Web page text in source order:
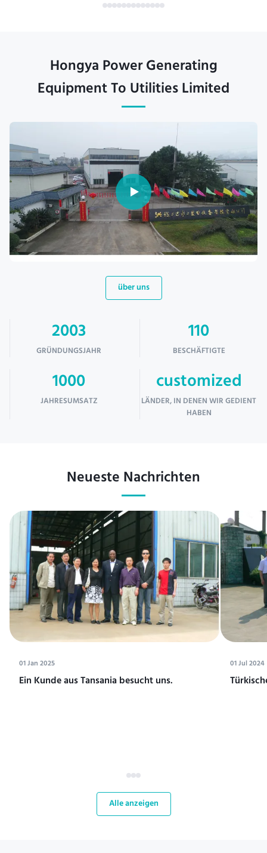
Hongya Power Generating
Equipment To Utilities Limited
über uns
2003
GRÜNDUNGSJAHR
110
BESCHÄFTIGTE
1000
JAHRESUMSATZ
customized
LÄNDER, IN DENEN WIR GEDIENT
HABEN
Neueste Nachrichten
01 Jan 2025
Ein Kunde aus Tansania besucht uns.
01 Jul 2024
Alle anzeigen